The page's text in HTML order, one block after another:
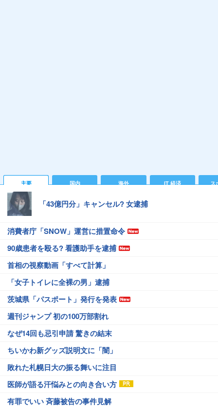
主要 国内 海外 IT 経済 ス
「43億円分」キャンセル? 女逮捕
消費者庁「SNOW」運営に措置命令
90歳患者を殴る? 看護助手を逮捕
首相の視察動画「すべて計算」
「女子トイレに全裸の男」逮捕
茨城県「パスポート」発行を発表
週刊ジャンプ 初の100万部割れ
なぜ14回も忌引申請 驚きの結末
ちいかわ新グッズ説明文に「闇」
敗れた札幌日大の振る舞いに注目
医師が語る汗悩みとの向き合い方
有罪でいい 斉藤被告の事件見解